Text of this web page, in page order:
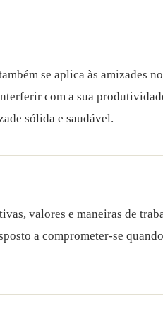
se aplica às amizades
com a sua
sólida e saudável.
valores e maneiras de
a comprometer-se